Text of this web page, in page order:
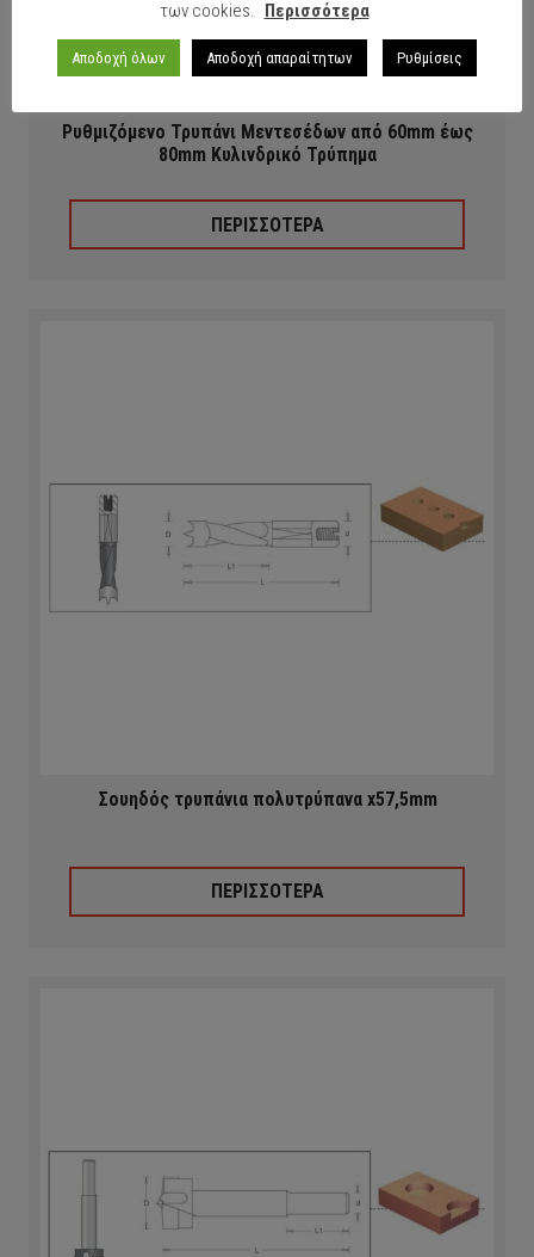
Ρυθμιζόμενο Τρυπάνι Μεντεσέδων από 60mm έως
80mm Κυλινδρικό Τρύπημα
ΠΕΡΙΣΣΟΤΕΡΑ
Σουηδός τρυπάνια πολυτρύπανα x57,5mm
ΠΕΡΙΣΣΟΤΕΡΑ
των cookies. Περισσότερα
Αποδοχή όλων Αποδοχή απαραίτητων Ρυθμίσεις